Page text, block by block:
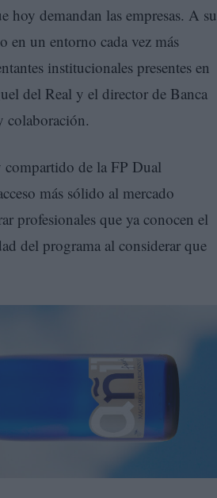
hoy demandan las empresas. A su
en un entorno cada vez más
institucionales presentes en
del Real y el director de Banca
colaboración.
compartido de la FP Dual
más sólido al mercado
profesionales que ya conocen el
del programa al considerar que